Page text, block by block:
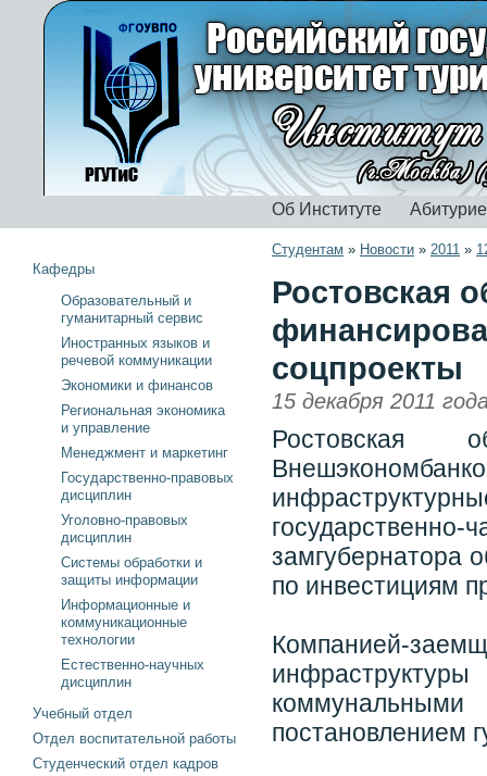
Об Институте
Студентам » Новости » 2011 »
Ростовская
соцпроекты
15 декабря 2011
Ростовская
государственно-
замгубернатора
по инвестициям
Компанией-
постановлением
Кафедры
Образовательный и
гуманитарный сервис
Иностранных языков и
речевой коммуникации
Экономики и финансов
Региональная экономика
и управление
Менеджмент и маркетинг
Государственно-правовых
дисциплин
Уголовно-правовых
дисциплин
Системы обработки и
защиты информации
Информационные и
коммуникационные
технологии
Естественно-научных
дисциплин
Учебный отдел
Отдел воспитательной работы
Студенческий отдел кадров